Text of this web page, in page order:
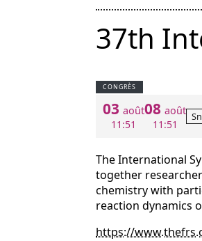
37th
CONGRÈS
03 août
11:51
08 août
11:51
The International
together
chemistry with
reaction dynamics
https://